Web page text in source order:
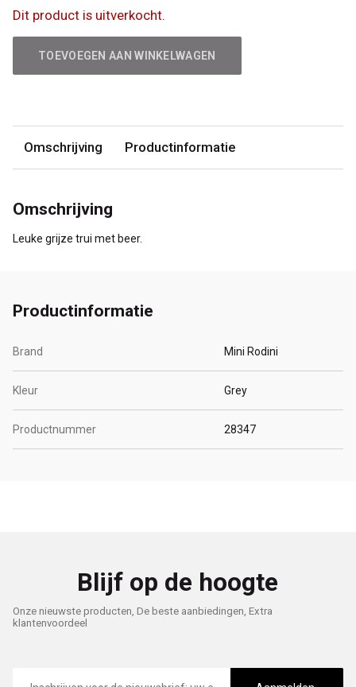
Dit product is uitverkocht.
TOEVOEGEN AAN WINKELWAGEN
Omschrijving Productinformatie
Omschrijving
Leuke grijze trui met beer.
Productinformatie
Brand Mini Rodini
Kleur Grey
Productnummer 28347
Blijf op de hoogte
Onze nieuwste producten, De beste aanbiedingen, Extra
klantenvoordeel